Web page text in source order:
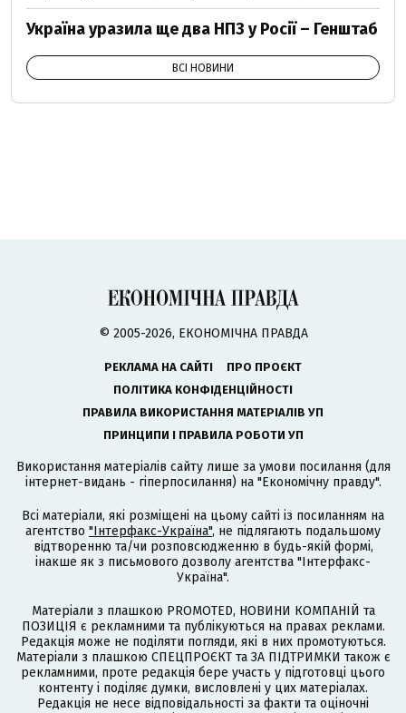
Україна уразила ще два НПЗ у Росії – Генштаб
ВСІ НОВИНИ
© 2005-2026, ЕКОНОМІЧНА ПРАВДА
РЕКЛАМА НА САЙТІ
ПРО ПРОЄКТ
ПОЛІТИКА КОНФІДЕНЦІЙНОСТІ
ПРАВИЛА ВИКОРИСТАННЯ МАТЕРІАЛІВ УП
ПРИНЦИПИ І ПРАВИЛА РОБОТИ УП
Використання матеріалів сайту лише за умови посилання (для
інтернет-видань - гіперпосилання) на "Економічну правду".
Всі матеріали, які розміщені на цьому сайті із посиланням на
агентство "Інтерфакс-Україна", не підлягають подальшому
відтворенню та/чи розповсюдженню в будь-якій формі,
інакше як з письмового дозволу агентства "Інтерфакс-
Україна".
Матеріали з плашкою PROMOTED, НОВИНИ КОМПАНІЙ та
ПОЗИЦІЯ є рекламними та публікуються на правах реклами.
Редакція може не поділяти погляди, які в них промотуються.
Матеріали з плашкою СПЕЦПРОЄКТ та ЗА ПІДТРИМКИ також є
рекламними, проте редакція бере участь у підготовці цього
контенту і поділяє думки, висловлені у цих матеріалах.
Редакція не несе відповідальності за факти та оціночні